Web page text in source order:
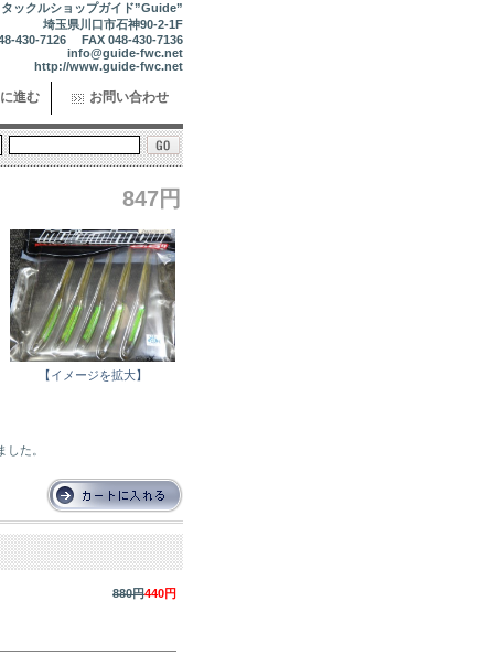
タックルショップガイド”Guide”
埼玉県川口市石神90-2-1F
430-7126 FAX 048-430-7136
info@guide-fwc.net
http://www.guide-fwc.net
進む お問い合わせ
847円
【イメージを拡大】
た。
880円440円